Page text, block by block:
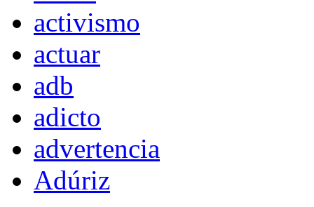
activismo
actuar
adb
adicto
advertencia
Adúriz